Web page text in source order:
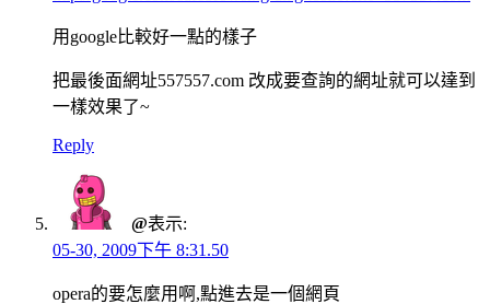
用google比較好一點的樣子
把最後面網址557557.com 改成要查詢的網址就可以達到
一樣效果了~
Reply
@表示:
05-30, 2009下午 8:31.50
opera的要怎麼用啊,點進去是一個網頁